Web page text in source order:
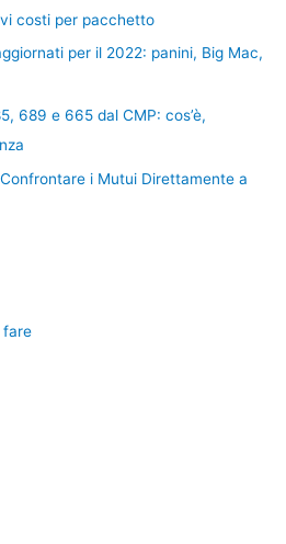
costi per pacchetto
per il 2022: panini, Big Mac,
689 e 665 dal CMP: cos’è,
i Mutui Direttamente a
fare